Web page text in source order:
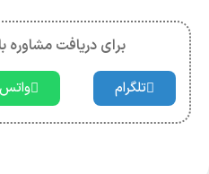
برای دریافت مشاوره
تلگرام